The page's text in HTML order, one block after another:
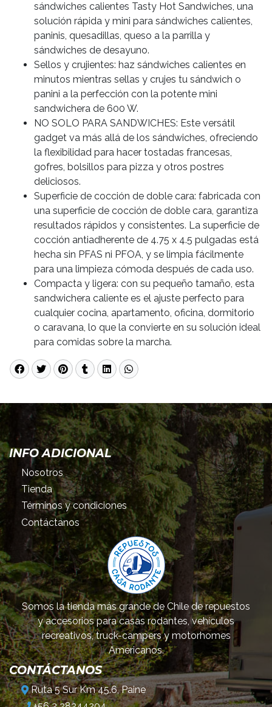
sándwiches calientes Tasty Hot Sandwiches, una
solución rápida y mini para sándwiches calientes,
paninis, quesadillas, queso a la parrilla y
sándwiches de desayuno.
Sellos y crujientes: haz sándwiches calientes en
minutos mientras sellas y crujes tu sándwich o
panini a la perfección con la potente mini
sandwichera de 600 W.
NO SOLO PARA SANDWICHES: Este versátil
gadget va más allá de los sándwiches, ofreciendo
la flexibilidad para hacer tostadas francesas,
gofres, bolsillos para pizza y otros postres
deliciosos.
Superficie de cocción de doble cara: fabricada con
una superficie de cocción de doble cara, garantiza
resultados rápidos y consistentes. La superficie de
cocción antiadherente de 4.75 x 4.5 pulgadas está
hecha sin PFAS ni PFOA, y se limpia fácilmente
para una limpieza cómoda después de cada uso.
Compacta y ligera: con su pequeño tamaño, esta
sandwichera caliente es el ajuste perfecto para
cualquier cocina, apartamento, oficina, dormitorio
o caravana, lo que la convierte en su solución ideal
para comidas sobre la marcha.
INFO ADICIONAL
Nosotros
Tienda
Términos y condiciones
Contáctanos
Somos la tienda más grande de Chile de repuestos
y accesorios para casas rodantes, vehículos
recreativos, truck-campers y motorhomes
Americanos.
CONTÁCTANOS
Ruta 5 Sur Km 45.6, Paine